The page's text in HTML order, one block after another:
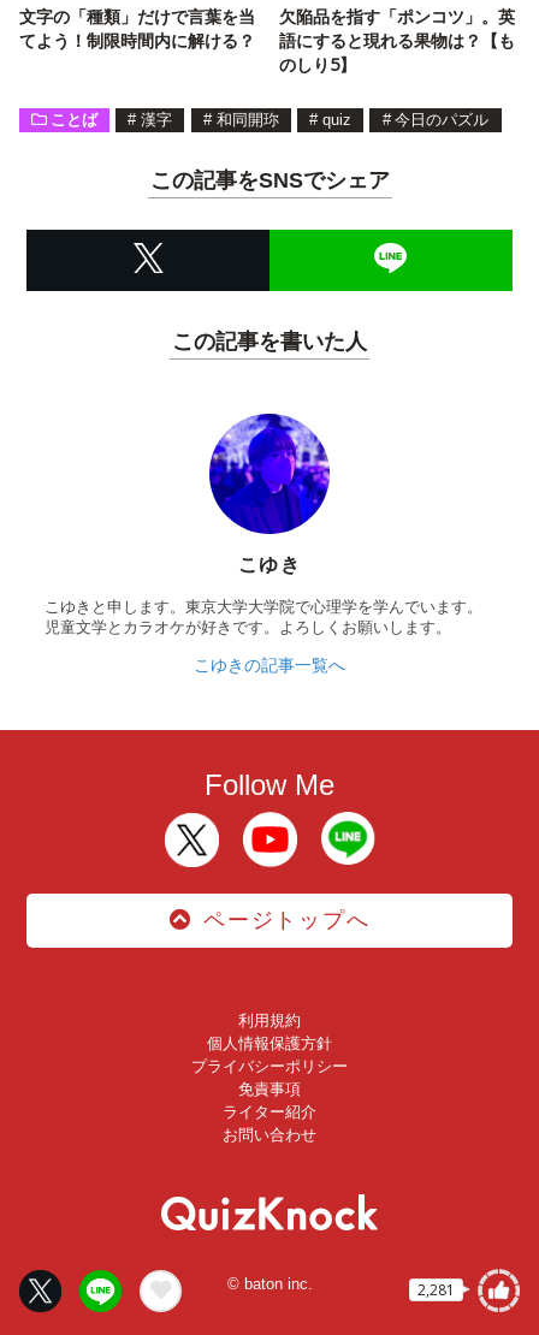
2,281
文字の「種類」だけで言葉を当
てよう！制限時間内に解ける？
欠陥品を指す「ポンコツ」。英
語にすると現れる果物は？【も
のしり5】
ことば # 漢字 # 和同開珎 # quiz # 今日のパズル
この記事をSNSでシェア
この記事を書いた人
こゆき
こゆきと申します。東京大学大学院で心理学を学んでいます。
児童文学とカラオケが好きです。よろしくお願いします。
こゆきの記事一覧へ
Follow Me
ページトップへ
利用規約
個人情報保護方針
プライバシーポリシー
免責事項
ライター紹介
お問い合わせ
© baton inc.